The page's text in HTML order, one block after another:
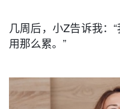
几周后，小Z告诉我：
用那么累。”